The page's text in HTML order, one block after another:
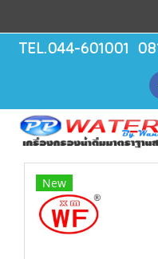
TEL.044-601001
New